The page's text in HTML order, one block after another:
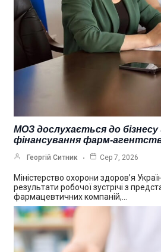
МОЗ дослухається до
фінансування фарм-
Георгій Ситник Сер 7, 2026
Міністерство охорони здоров’я
результати робочої зустрічі з
фармацевтичних компаній,…